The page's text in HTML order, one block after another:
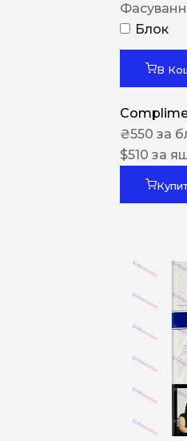
Блок
В
₴550 за
$510 за